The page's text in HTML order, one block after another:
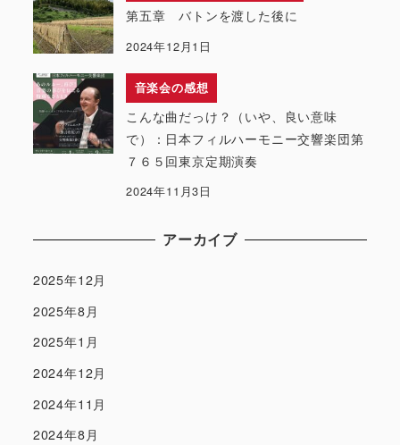
第五章 バトンを渡した後に
2024年12月1日
音楽会の感想
こんな曲だっけ？（いや、良い意味
で）：日本フィルハーモニー交響楽団第
７６５回東京定期演奏
2024年11月3日
アーカイブ
2025年12月
2025年8月
2025年1月
2024年12月
2024年11月
2024年8月